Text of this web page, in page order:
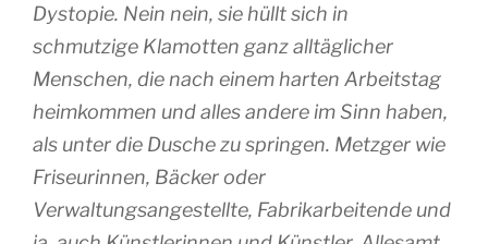
Dystopie. Nein nein, sie hüllt sich in
schmutzige Klamotten ganz alltäglicher
Menschen, die nach einem harten Arbeitstag
heimkommen und alles andere im Sinn haben,
als unter die Dusche zu springen. Metzger wie
Friseurinnen, Bäcker oder
Verwaltungsangestellte, Fabrikarbeitende und